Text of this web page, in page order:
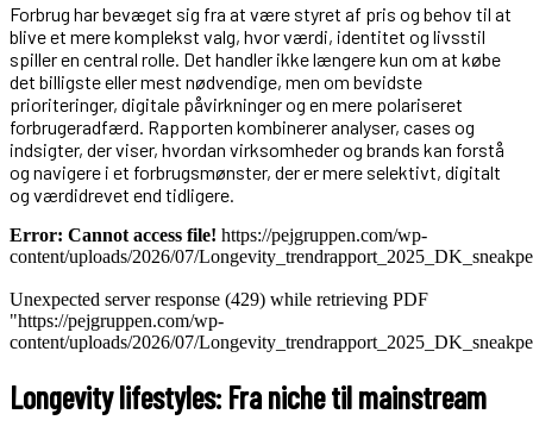
Forbrug har bevæget sig fra at være styret af pris og behov til at
blive et mere komplekst valg, hvor værdi, identitet og livsstil
spiller en central rolle. Det handler ikke længere kun om at købe
det billigste eller mest nødvendige, men om bevidste
prioriteringer, digitale påvirkninger og en mere polariseret
forbrugeradfærd. Rapporten kombinerer analyser, cases og
indsigter, der viser, hvordan virksomheder og brands kan forstå
og navigere i et forbrugsmønster, der er mere selektivt, digitalt
og værdidrevet end tidligere.
Error: Cannot access file! https://pejgruppen.com/wp-
content/uploads/2026/07/
Unexpected server response (429) while retrieving PDF
"https://pejgruppen.com/wp-
content/uploads/2026/07/
Longevity lifestyles: Fra niche til mainstream